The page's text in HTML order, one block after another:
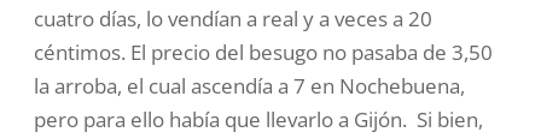
cuatro días, lo vendían a real y a veces a 20
céntimos. El precio del besugo no pasaba de 3,50
la arroba, el cual ascendía a 7 en Nochebuena,
pero para ello había que llevarlo a Gijón. Si bien,